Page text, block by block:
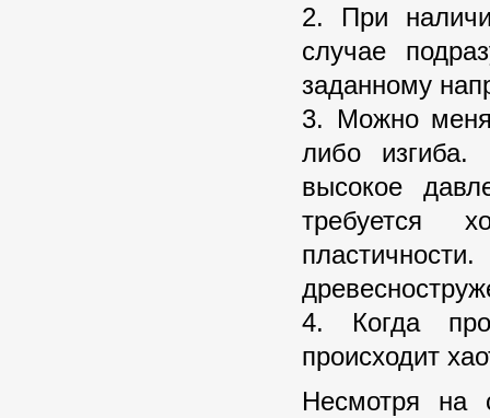
2. При
случае
заданному
3. Можно
либо изгиба.
высокое
требуется
4. Когда
происходит
Несмотря на